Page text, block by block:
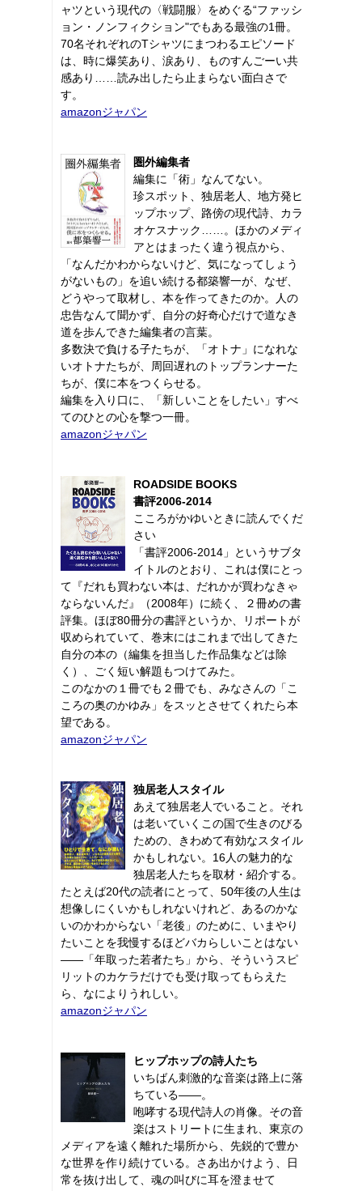
ャツという現代の〈戦闘服〉をめぐる“ファッシ
ョン・ノンフィクション"でもある最強の1冊。
70名それぞれのTシャツにまつわるエピソード
は、時に爆笑あり、涙あり、ものすんごーい共
感あり……読み出したら止まらない面白さで
す。
amazonジャパン
圏外編集者
編集に「術」なんてない。
珍スポット、独居老人、地方発ヒ
ップホップ、路傍の現代詩、カラ
オケスナック……。ほかのメディ
アとはまったく違う視点から、
「なんだかわからないけど、気になってしょう
がないもの」を追い続ける都築響一が、なぜ、
どうやって取材し、本を作ってきたのか。人の
忠告なんて聞かず、自分の好奇心だけで道なき
道を歩んできた編集者の言葉。
多数決で負ける子たちが、「オトナ」になれな
いオトナたちが、周回遅れのトップランナーた
ちが、僕に本をつくらせる。
編集を入り口に、「新しいことをしたい」すべ
てのひとの心を撃つ一冊。
amazonジャパン
ROADSIDE BOOKS
書評2006-2014
こころがかゆいときに読んでくだ
さい
「書評2006-2014」というサブタ
イトルのとおり、これは僕にとっ
て『だれも買わない本は、だれかが買わなきゃ
ならないんだ』（2008年）に続く、２冊めの書
評集。ほぼ80冊分の書評というか、リポートが
収められていて、巻末にはこれまで出してきた
自分の本の（編集を担当した作品集などは除
く）、ごく短い解題もつけてみた。
このなかの１冊でも２冊でも、みなさんの「こ
ころの奥のかゆみ」をスッとさせてくれたら本
望である。
amazonジャパン
独居老人スタイル
あえて独居老人でいること。それ
は老いていくこの国で生きのびる
ための、きわめて有効なスタイル
かもしれない。16人の魅力的な
独居老人たちを取材・紹介する。
たとえば20代の読者にとって、50年後の人生は
想像しにくいかもしれないけれど、あるのかな
いのかわからない「老後」のために、いまやり
たいことを我慢するほどバカらしいことはない
――「年取った若者たち」から、そういうスピ
リットのカケラだけでも受け取ってもらえた
ら、なによりうれしい。
amazonジャパン
ヒップホップの詩人たち
いちばん刺激的な音楽は路上に落
ちている――。
咆哮する現代詩人の肖像。その音
楽はストリートに生まれ、東京の
メディアを遠く離れた場所から、先鋭的で豊か
な世界を作り続けている。さあ出かけよう、日
常を抜け出して、魂の叫びに耳を澄ませて